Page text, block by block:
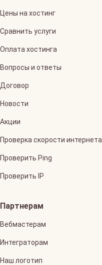
Цены на хостинг
Сравнить услуги
Оплата хостинга
Вопросы и ответы
Договор
Новости
Акции
Проверка скорости интернета
Проверить Ping
Проверить IP
Партнерам
Вебмастерам
Интеграторам
Наш логотип